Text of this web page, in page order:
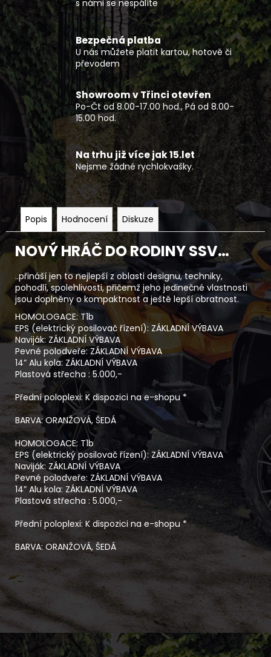
s námi se nespálíte
Bezpečná platba
U nás můžete platit kartou, hotově či
převodem
Showroom v Třinci otevřen
Po-Čt od 8.00-17.00 hod., Pá od 8.00-
15.00 hod.
Na trhu již více jak 15.let
Nejsme žádné rychlokvašky.
Popis Hodnocení Diskuze
NOVÝ HRÁČ DO RODINY SSV…
..přináší jen to nejlepší z oblasti designu, techniky,
pohodlí, spolehlivosti, přičemž jeho jedinečné vlastnosti
jsou doplněny o kompaktnost a ještě lepší obratnost.
HOMOLOGACE: T1b
EPS (elektrický posilovač řízení): ZÁKLADNÍ VÝBAVA
Naviják: ZÁKLADNÍ VÝBAVA
Pevné polodveře: ZÁKLADNÍ VÝBAVA
14” Alu kola: ZÁKLADNÍ VÝBAVA
Plastová střecha : 5.000,-
Přední poloplexi: K dispozici na e-shopu *
BARVA: ORANŽOVÁ, ŠEDÁ
HOMOLOGACE: T1b
EPS (elektrický posilovač řízení): ZÁKLADNÍ VÝBAVA
Naviják: ZÁKLADNÍ VÝBAVA
Pevné polodveře: ZÁKLADNÍ VÝBAVA
14” Alu kola: ZÁKLADNÍ VÝBAVA
Plastová střecha : 5.000,-
Přední poloplexi: K dispozici na e-shopu *
BARVA: ORANŽOVÁ, ŠEDÁ
Motor
V-Twin, 4-taktní, 8-ventilový dvouválec, SOHC
Vrtání x zdvih
91 mm x 74 mm x 2
Převodovka
Automatická CVT – variátor / uzamykatelný přední
diferenciál / převody P/R/N/H/L (parkovací/zpětný
chod/neutrál/rychle vpřed/terénní redukce)
Odpružení P / Z
ŠEDÝ
260
990
Kč